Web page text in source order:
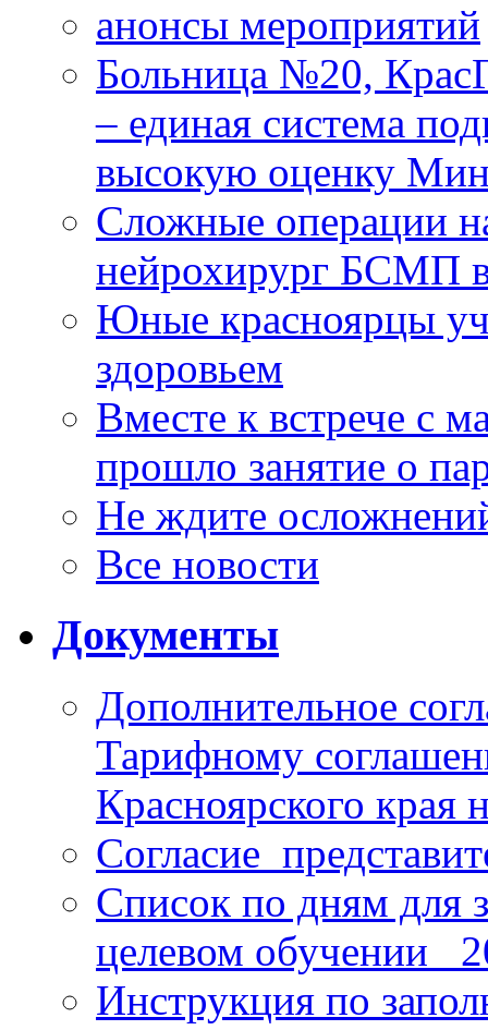
анонсы мероприятий
Больница №20,
– единая система
высокую оценку
Сложные операции
нейрохирург БСМП
Юные красноярцы
здоровьем
Вместе к встрече с
прошло занятие о
Не ждите
Все новости
Документы
Дополнительное
Тарифному
Красноярского края
Список по дням для
целевом обучении_
Инструкция по